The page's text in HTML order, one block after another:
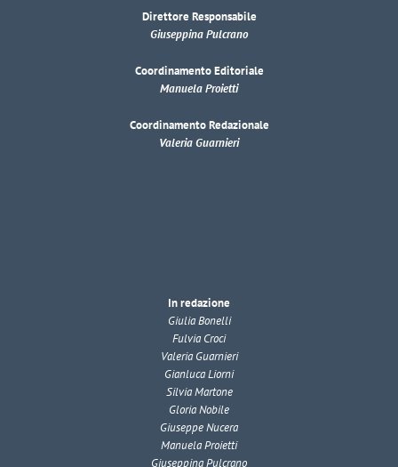
Direttore Responsabile
Giuseppina Pulcrano
Coordinamento Editoriale
Manuela Proietti
Coordinamento Redazionale
Valeria Guarnieri
In redazione
Giulia Bonelli
Fulvia Croci
Valeria Guarnieri
Gianluca Liorni
Silvia Martone
Gloria Nobile
Giuseppe Nucera
Manuela Proietti
Giuseppina Pulcrano